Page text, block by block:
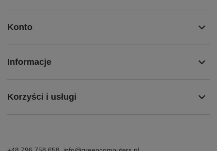
Konto
Informacje
Korzyści i usługi